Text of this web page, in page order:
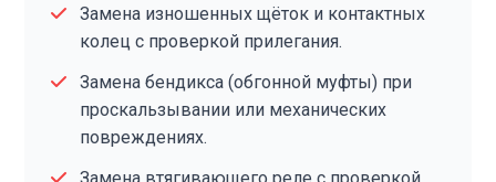
Замена изношенных щёток и контактных
колец с проверкой прилегания.
Замена бендикса (обгонной муфты) при
проскальзывании или механических
повреждениях.